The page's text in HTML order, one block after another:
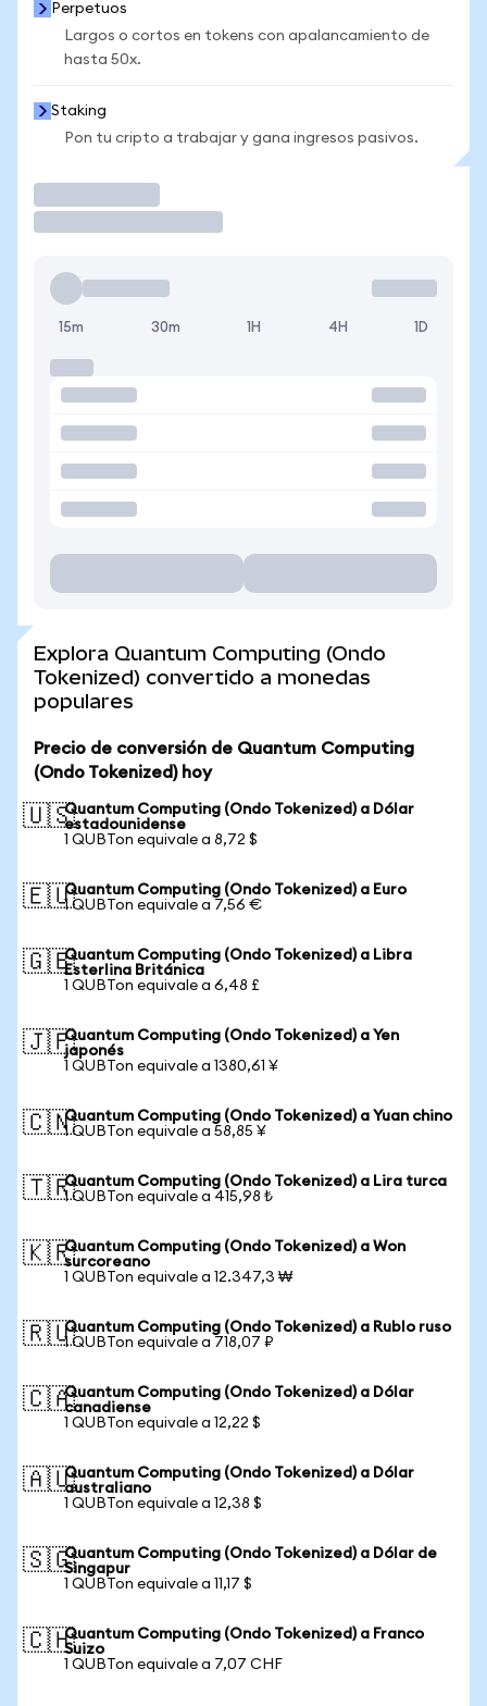
Perpetuos
Largos o cortos en tokens con apalancamiento de
hasta 50x.
Staking
Pon tu cripto a trabajar y gana ingresos pasivos.
15m 30m 1H 4H 1D
Explora Quantum Computing (Ondo
Tokenized) convertido a monedas
populares
Precio de conversión de Quantum Computing
(Ondo Tokenized) hoy
🇺🇸Quantum Computing (Ondo Tokenized) a Dólar
estadounidense
1 QUBTon equivale a 8,72 $
🇪🇺Quantum Computing (Ondo Tokenized) a Euro
1 QUBTon equivale a 7,56 €
🇬🇧Quantum Computing (Ondo Tokenized) a Libra
Esterlina Británica
1 QUBTon equivale a 6,48 £
🇯🇵Quantum Computing (Ondo Tokenized) a Yen
japonés
1 QUBTon equivale a 1380,61 ¥
🇨🇳Quantum Computing (Ondo Tokenized) a Yuan chino
1 QUBTon equivale a 58,85 ¥
🇹🇷Quantum Computing (Ondo Tokenized) a Lira turca
1 QUBTon equivale a 415,98 ₺
🇰🇷Quantum Computing (Ondo Tokenized) a Won
surcoreano
1 QUBTon equivale a 12.347,3 ₩
🇷🇺Quantum Computing (Ondo Tokenized) a Rublo ruso
1 QUBTon equivale a 718,07 ₽
🇨🇦Quantum Computing (Ondo Tokenized) a Dólar
canadiense
1 QUBTon equivale a 12,22 $
🇦🇺Quantum Computing (Ondo Tokenized) a Dólar
australiano
1 QUBTon equivale a 12,38 $
🇸🇬Quantum Computing (Ondo Tokenized) a Dólar de
Singapur
1 QUBTon equivale a 11,17 $
🇨🇭Quantum Computing (Ondo Tokenized) a Franco
Suizo
1 QUBTon equivale a 7,07 CHF